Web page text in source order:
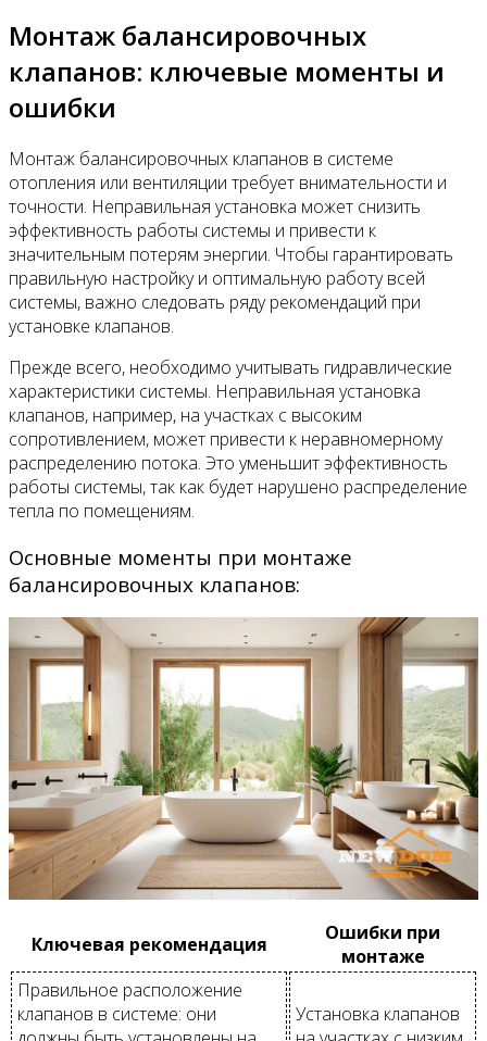
Монтаж балансировочных
клапанов: ключевые моменты и
ошибки
Монтаж балансировочных клапанов в системе
отопления или вентиляции требует внимательности и
точности. Неправильная установка может снизить
эффективность работы системы и привести к
значительным потерям энергии. Чтобы гарантировать
правильную настройку и оптимальную работу всей
системы, важно следовать ряду рекомендаций при
установке клапанов.
Прежде всего, необходимо учитывать гидравлические
характеристики системы. Неправильная установка
клапанов, например, на участках с высоким
сопротивлением, может привести к неравномерному
распределению потока. Это уменьшит эффективность
работы системы, так как будет нарушено распределение
тепла по помещениям.
Основные моменты при монтаже
балансировочных клапанов:
Ключевая рекомендация
Ошибки при
монтаже
Правильное расположение
клапанов в системе: они
Установка клапанов